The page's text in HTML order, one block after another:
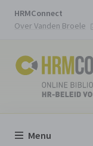
HRMConnect
Over Vanden Broele
Menu